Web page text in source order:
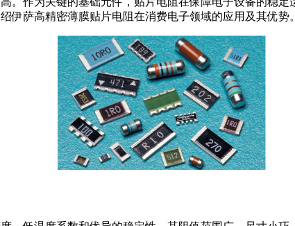
萨高精密薄膜贴片电阻在消费电子领域的应用及其优势。